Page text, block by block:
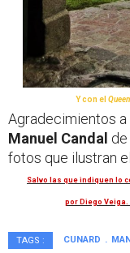
Y con el
Agradecimientos
Manuel Candal
fotos que ilustran
Salvo las que indiquen lo
por Diego
TAGS : CUNARD